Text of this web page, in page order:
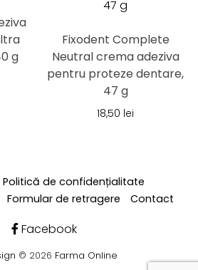
g
Fixodent Complete
Neutral crema adeziva
pentru proteze dentare,
47 g
18,50 lei
Politică de confidențialitate
Formular de retragere Contact
Facebook
© 2026 Farma Online